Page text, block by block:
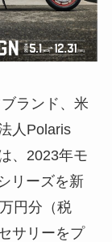
ランド、米
人Polaris
、2023年モ
リーズを新
円分（税
サリーをプ